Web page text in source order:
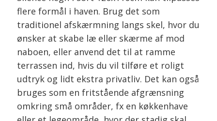
flere formål i haven. Brug det som
traditionel afskærmning langs skel, hvor du
ønsker at skabe læ eller skærme af mod
naboen, eller anvend det til at ramme
terrassen ind, hvis du vil tilføre et roligt
udtryk og lidt ekstra privatliv. Det kan også
bruges som en fritstående afgrænsning
omkring små områder, fx en køkkenhave